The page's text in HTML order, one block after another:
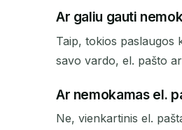
Ar galiu gauti
Taip, tokios paslaugos
savo vardo, el. pašto
Ar nemokamas el.
Ne, vienkartinis el.